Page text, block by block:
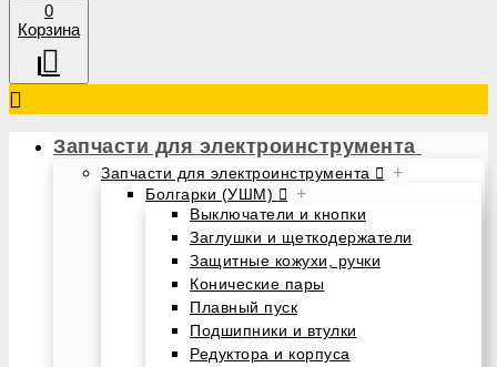
0
Корзина
Запчасти для электроинструмента
Запчасти для электроинструмента +
Болгарки (УШМ) +
Выключатели и кнопки
Заглушки и щеткодержатели
Защитные кожухи, ручки
Конические пары
Плавный пуск
Подшипники и втулки
Редуктора и корпуса